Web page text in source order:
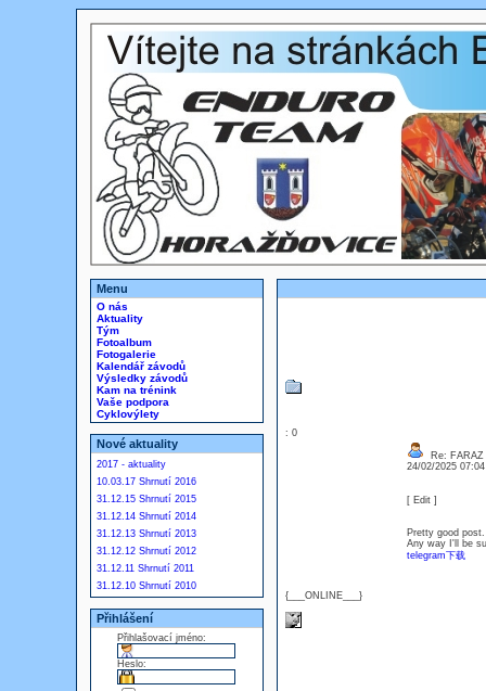
Menu
O nás
Aktuality
Tým
Fotoalbum
Fotogalerie
Kalendář závodů
Výsledky závodů
Kam na trénink
Vaše podpora
Cyklovýlety
Nové aktuality
2017 - aktuality
10.03.17 Shrnutí 2016
31.12.15 Shrnutí 2015
31.12.14 Shrnutí 2014
31.12.13 Shrnutí 2013
31.12.12 Shrnutí 2012
31.12.11 Shrnutí 2011
31.12.10 Shrnutí 2010
Přihlášení
Přihlašovací jméno:
Heslo:
: 0
{___ONLINE___}
Re: FARAZ
24/02/2025
[ Edit ]
Pretty good
Any way I'll be
telegram下载